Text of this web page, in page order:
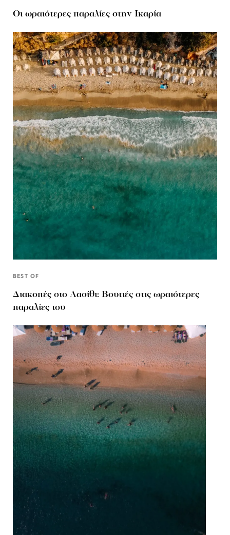
Οι ωραιότερες παραλίες στην Ικαρία
BEST OF
Διακοπές στο Λασίθι: Βουτιές στις ωραιότερες
παραλίες του